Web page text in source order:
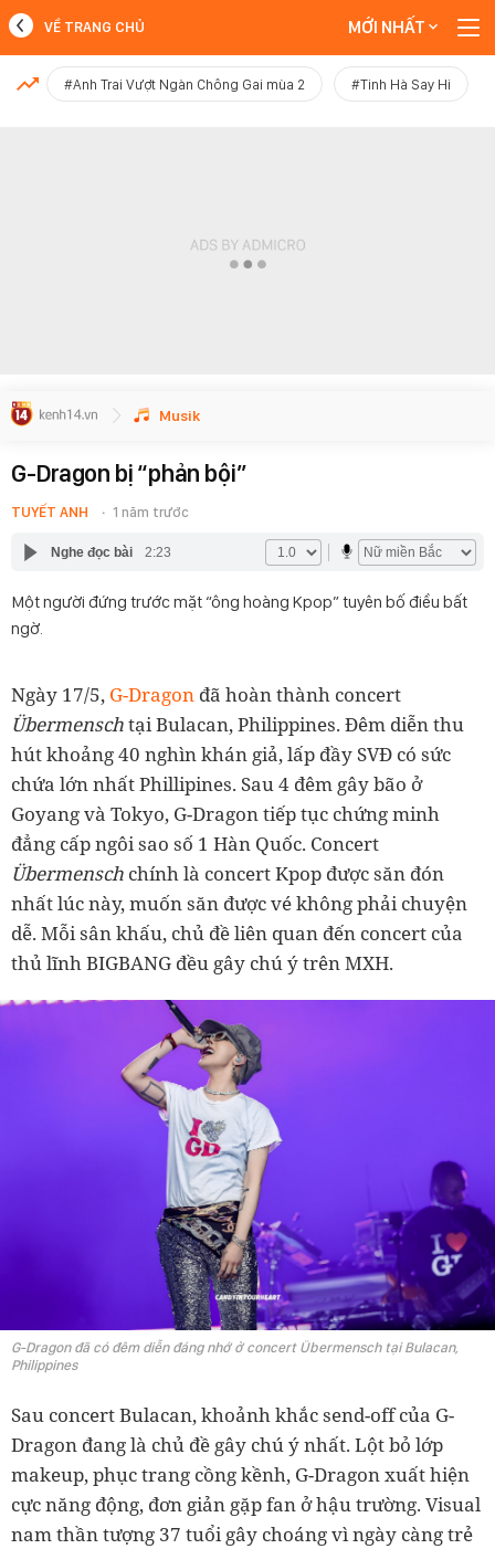
MỚI NHẤT
VỀ TRANG CHỦ MỚI NHẤT
#Anh Trai Vượt Ngàn Chông Gai mùa 2 #Tinh Hà Say Hi
Musik
G-Dragon bị “phản bội”
TUYẾT ANH 1 năm trước
Nghe đọc bài 2:23
Một người đứng trước mặt “ông hoàng Kpop” tuyên bố điều bất
ngờ.
Ngày 17/5, G-Dragon đã hoàn thành concert
Übermenschtại Bulacan, Philippines. Đêm diễn thu
hút khoảng 40 nghìn khán giả, lấp đầy SVĐ có sức
chứa lớn nhất Phillipines. Sau 4 đêm gây bão ở
Goyang và Tokyo, G-Dragon tiếp tục chứng minh
đẳng cấp ngôi sao số 1 Hàn Quốc. Concert
Übermensch chính là concert Kpop được săn đón
nhất lúc này, muốn săn được vé không phải chuyện
dễ. Mỗi sân khấu, chủ đề liên quan đến concert của
thủ lĩnh BIGBANG đều gây chú ý trên MXH.
G-Dragon đã có đêm diễn đáng nhớ ở concert Übermensch tại Bulacan,
Philippines
Sau concert Bulacan, khoảnh khắc send-off của G-
Dragon đang là chủ đề gây chú ý nhất. Lột bỏ lớp
makeup, phục trang cồng kềnh, G-Dragon xuất hiện
cực năng động, đơn giản gặp fan ở hậu trường. Visual
nam thần tượng 37 tuổi gây choáng vì ngày càng trẻ